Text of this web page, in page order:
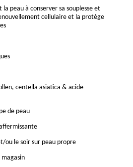
peau à conserver sa souplesse et
cellulaire et la protège
centella asiatica & acide
de peau
ou le soir sur peau propre
magasin